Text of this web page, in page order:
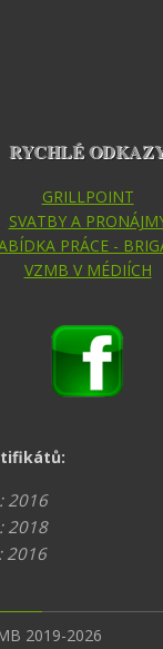
RYCHLÉ
GRILLPOINT
SVATBY A
PRÁCE -
VZMB V MÉDIÍCH
2016
2018
2016
2019-2026